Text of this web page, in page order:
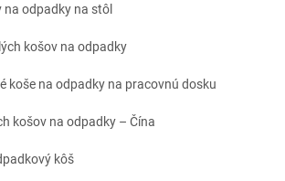
odpadky na stôl
košov na odpadky
koše na odpadky na pracovnú dosku
košov na odpadky – Čína
kôš